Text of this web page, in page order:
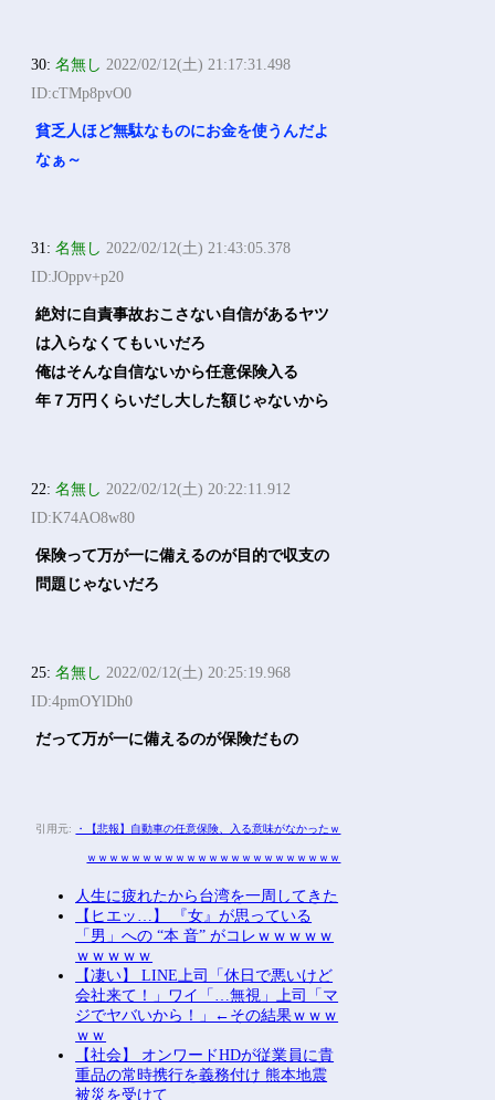
30:名無し 2022/02/12(土) 21:17:31.498
ID:cTMp8pvO0
貧乏人ほど無駄なものにお金を使うんだよ
なぁ～
31:名無し 2022/02/12(土) 21:43:05.378
ID:JOppv+p20
絶対に自責事故おこさない自信があるヤツ
は入らなくてもいいだろ
俺はそんな自信ないから任意保険入る
年７万円くらいだし大した額じゃないから
22:名無し 2022/02/12(土) 20:22:11.912
ID:K74AO8w80
保険って万が一に備えるのが目的で収支の
問題じゃないだろ
25:名無し 2022/02/12(土) 20:25:19.968
ID:4pmOYlDh0
だって万が一に備えるのが保険だもの
引用元: ・【悲報】自動車の任意保険、入る意味がなかったｗ
ｗｗｗｗｗｗｗｗｗｗｗｗｗｗｗｗｗｗｗｗｗｗｗ
人生に疲れたから台湾を一周してきた
【ヒエッ…】 『女』が思っている
「男」への “本 音” がコレｗｗｗｗｗ
ｗｗｗｗｗ
【凄い】 LINE上司「休日で悪いけど
会社来て！」ワイ「…無視」上司「マ
ジでヤバいから！」←その結果ｗｗｗ
ｗｗ
【社会】 オンワードHDが従業員に貴
重品の常時携行を義務付け 熊本地震
被災を受けて